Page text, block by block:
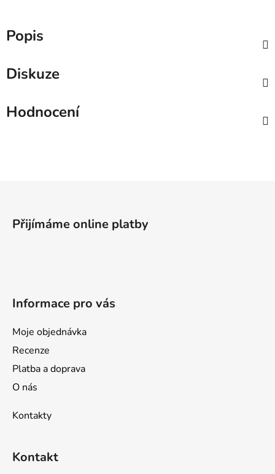
Popis
Diskuze
Hodnocení
Přijímáme online platby
Informace pro vás
Moje objednávka
Recenze
Platba a doprava
O nás
Kontakty
Kontakt